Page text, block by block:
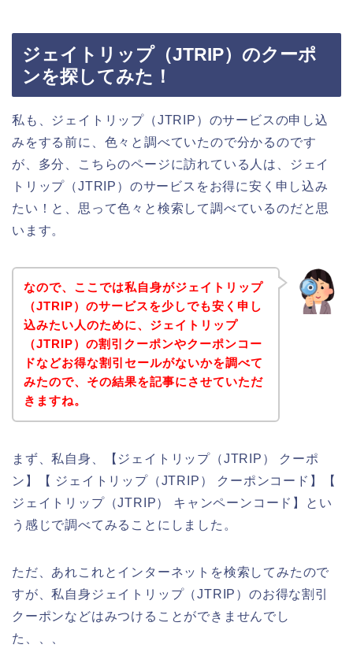
ジェイトリップ（JTRIP）のクーポ
ンを探してみた！
私も、ジェイトリップ（JTRIP）のサービスの申し込
みをする前に、色々と調べていたので分かるのです
が、多分、こちらのページに訪れている人は、ジェイ
トリップ（JTRIP）のサービスをお得に安く申し込み
たい！と、思って色々と検索して調べているのだと思
います。
なので、ここでは私自身がジェイトリップ
（JTRIP）のサービスを少しでも安く申し
込みたい人のために、ジェイトリップ
（JTRIP）の割引クーポンやクーポンコー
ドなどお得な割引セールがないかを調べて
みたので、その結果を記事にさせていただ
きますね。
まず、私自身、【ジェイトリップ（JTRIP） クーポ
ン】【 ジェイトリップ（JTRIP） クーポンコード】【
ジェイトリップ（JTRIP） キャンペーンコード】とい
う感じで調べてみることにしました。
ただ、あれこれとインターネットを検索してみたので
すが、私自身ジェイトリップ（JTRIP）のお得な割引
クーポンなどはみつけることができませんでし
た、、、